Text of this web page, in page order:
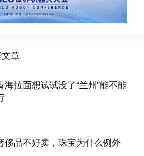
章
海拉面想试试没了“兰州”能不能
侈品不好卖，珠宝为什么例外